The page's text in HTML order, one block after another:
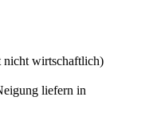
nicht wirtschaftlich)
liefern in